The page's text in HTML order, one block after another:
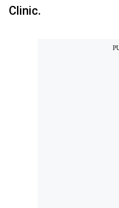
Clinic.